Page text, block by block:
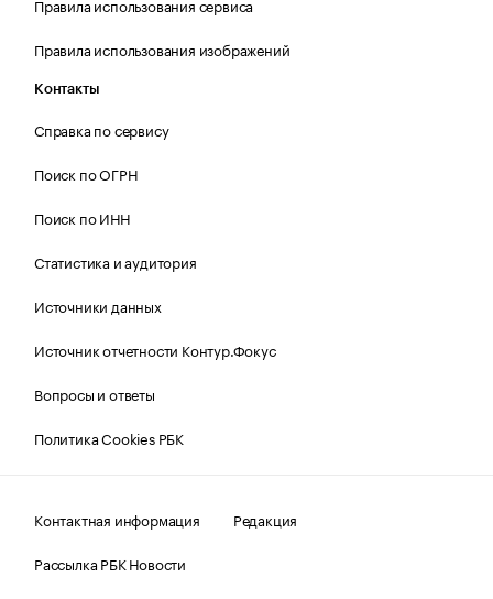
Правила использования сервиса
Правила использования изображений
Контакты
Справка по сервису
Поиск по ОГРН
Поиск по ИНН
Статистика и аудитория
Источники данных
Источник отчетности Контур.Фокус
Вопросы и ответы
Политика Cookies РБК
Контактная информация
Редакция
Рассылка РБК Новости